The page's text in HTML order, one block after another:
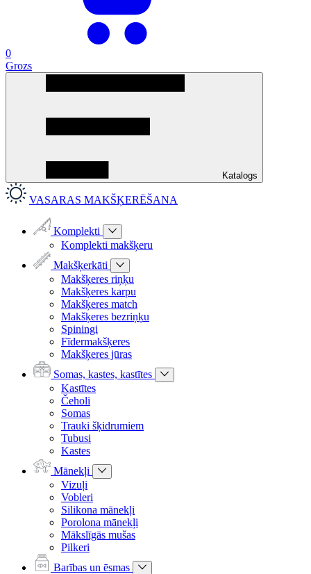
0
Grozs
Katalogs
VASARAS MAKŠĶERĒŠANA
Komplekti
Komplekti makšķeru
Makšķerkāti
Makšķeres riņķu
Makšķeres karpu
Makšķeres match
Makšķeres bezriņķu
Spiningi
Fīdermakšķeres
Makšķeres jūras
Somas, kastes, kastītes
Kastītes
Čeholi
Somas
Trauki šķidrumiem
Tubusi
Kastes
Mānekļi
Vizuļi
Vobleri
Silikona mānekļi
Porolona mānekļi
Mākslīgās mušas
Pilkeri
Barības un ēsmas